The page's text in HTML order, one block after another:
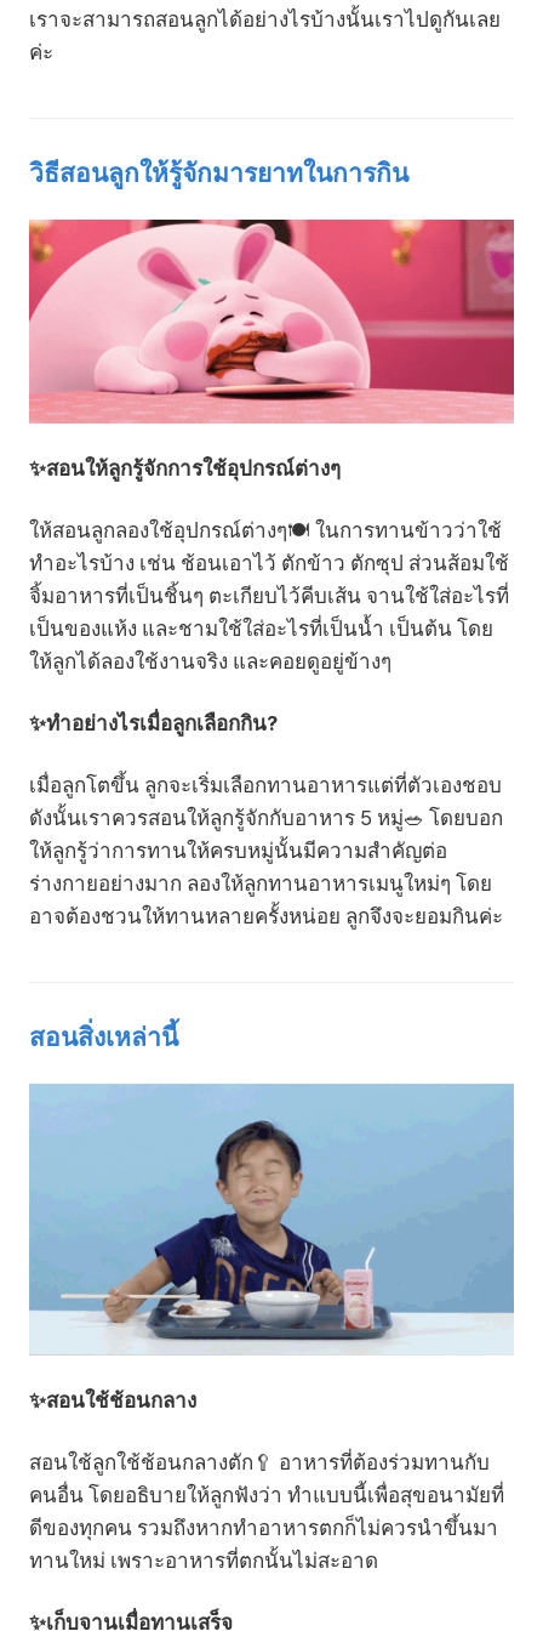
เราจะสามารถสอนลูกได้อย่างไรบ้างนั้นเราไปดูกันเลย
ค่ะ
วิธีสอนลูกให้รู้จักมารยาทในการกิน
✨สอนให้ลูกรู้จักการใช้อุปกรณ์ต่างๆ
ให้สอนลูกลองใช้อุปกรณ์ต่างๆ🍽️ ในการทานข้าวว่าใช้
ทำอะไรบ้าง เช่น ช้อนเอาไว้ ตักข้าว ตักซุป ส่วนส้อมใช้
จิ้มอาหารที่เป็นชิ้นๆ ตะเกียบไว้คีบเส้น จานใช้ใส่อะไรที่
เป็นของแห้ง และชามใช้ใส่อะไรที่เป็นน้ำ เป็นต้น โดย
ให้ลูกได้ลองใช้งานจริง และคอยดูอยู่ข้างๆ
✨ทำอย่างไรเมื่อลูกเลือกกิน?
เมื่อลูกโตขึ้น ลูกจะเริ่มเลือกทานอาหารแต่ที่ตัวเองชอบ
ดังนั้นเราควรสอนให้ลูกรู้จักกับอาหาร 5 หมู่🥗 โดยบอก
ให้ลูกรู้ว่าการทานให้ครบหมู่นั้นมีความสำคัญต่อ
ร่างกายอย่างมาก ลองให้ลูกทานอาหารเมนูใหม่ๆ โดย
อาจต้องชวนให้ทานหลายครั้งหน่อย ลูกจึงจะยอมกินค่ะ
สอนสิ่งเหล่านี้
✨สอนใช้ช้อนกลาง
สอนใช้ลูกใช้ช้อนกลางตัก🥄 อาหารที่ต้องร่วมทานกับ
คนอื่น โดยอธิบายให้ลูกฟังว่า ทำแบบนี้เพื่อสุขอนามัยที่
ดีของทุกคน รวมถึงหากทำอาหารตกก็ไม่ควรนำขึ้นมา
ทานใหม่ เพราะอาหารที่ตกนั้นไม่สะอาด
✨เก็บจานเมื่อทานเสร็จ